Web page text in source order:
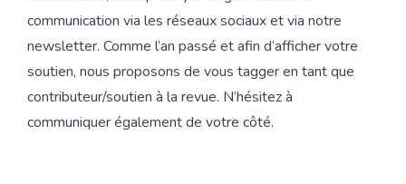
communication via les réseaux sociaux et via notre
newsletter. Comme l’an passé et afin d’afficher votre
soutien, nous proposons de vous tagger en tant que
contributeur/soutien à la revue. N’hésitez à
communiquer également de votre côté.